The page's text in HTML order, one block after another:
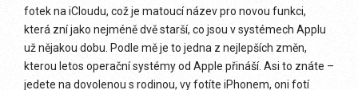
fotek na iCloudu, což je matoucí název pro novou funkci,
která zní jako nejméně dvě starší, co jsou v systémech Applu
už nějakou dobu. Podle mě je to jedna z nejlepších změn,
kterou letos operační systémy od Apple přináší. Asi to znáte –
jedete na dovolenou s rodinou, vy fotíte iPhonem, oni fotí